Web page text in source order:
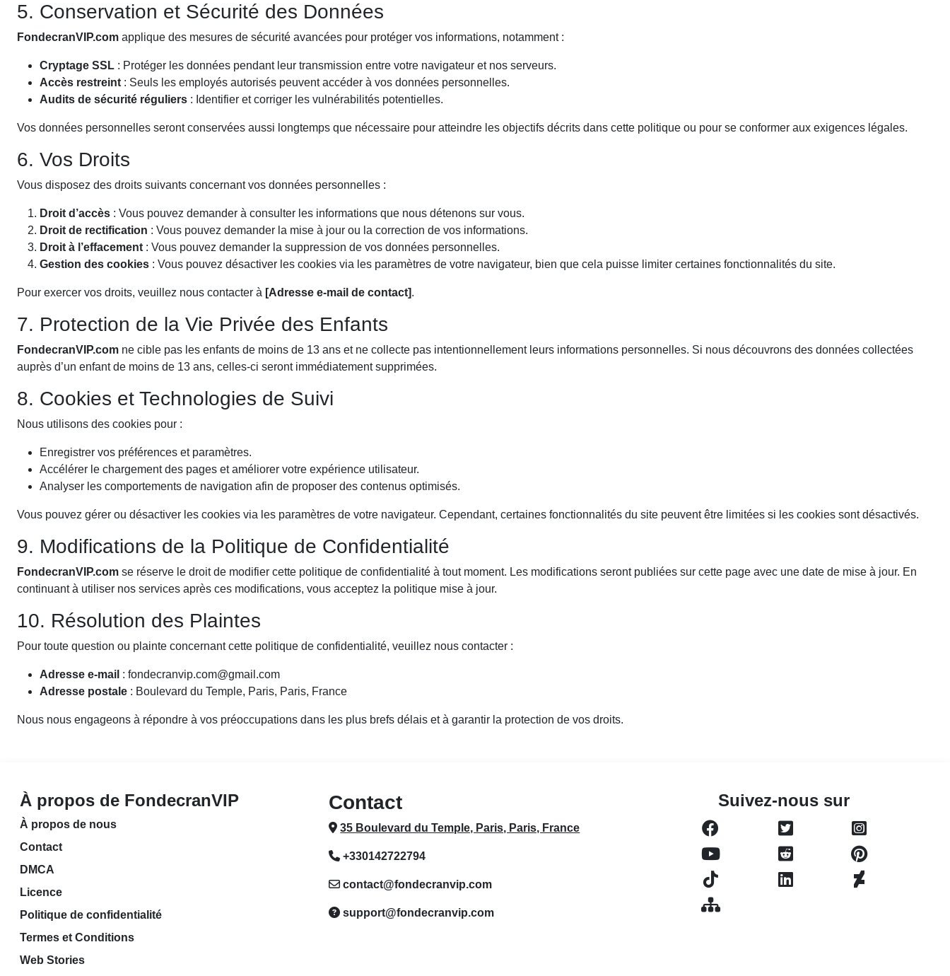
5. Conservation et Sécurité des Données
FondecranVIP.com applique des mesures de sécurité avancées pour protéger vos informations, notamment :
Cryptage SSL : Protéger les données pendant leur transmission entre votre navigateur et nos serveurs.
Accès restreint : Seuls les employés autorisés peuvent accéder à vos données personnelles.
Audits de sécurité réguliers : Identifier et corriger les vulnérabilités potentielles.
Vos données personnelles seront conservées aussi longtemps que nécessaire pour atteindre les objectifs décrits dans cette politique ou pour se conformer aux exigences légales.
6. Vos Droits
Vous disposez des droits suivants concernant vos données personnelles :
Droit d’accès : Vous pouvez demander à consulter les informations que nous détenons sur vous.
Droit de rectification : Vous pouvez demander la mise à jour ou la correction de vos informations.
Droit à l’effacement : Vous pouvez demander la suppression de vos données personnelles.
Gestion des cookies : Vous pouvez désactiver les cookies via les paramètres de votre navigateur, bien que cela puisse limiter certaines fonctionnalités du site.
Pour exercer vos droits, veuillez nous contacter à [Adresse e-mail de contact].
7. Protection de la Vie Privée des Enfants
FondecranVIP.com ne cible pas les enfants de moins de 13 ans et ne collecte pas intentionnellement leurs informations personnelles. Si nous découvrons des données collectées
auprès d’un enfant de moins de 13 ans, celles-ci seront immédiatement supprimées.
8. Cookies et Technologies de Suivi
Nous utilisons des cookies pour :
Enregistrer vos préférences et paramètres.
Accélérer le chargement des pages et améliorer votre expérience utilisateur.
Analyser les comportements de navigation afin de proposer des contenus optimisés.
Vous pouvez gérer ou désactiver les cookies via les paramètres de votre navigateur. Cependant, certaines fonctionnalités du site peuvent être limitées si les cookies sont désactivés.
9. Modifications de la Politique de Confidentialité
FondecranVIP.com se réserve le droit de modifier cette politique de confidentialité à tout moment. Les modifications seront publiées sur cette page avec une date de mise à jour. En
continuant à utiliser nos services après ces modifications, vous acceptez la politique mise à jour.
10. Résolution des Plaintes
Pour toute question ou plainte concernant cette politique de confidentialité, veuillez nous contacter :
Adresse e-mail : fondecranvip.com@gmail.com
Adresse postale : Boulevard du Temple, Paris, Paris, France
Nous nous engageons à répondre à vos préoccupations dans les plus brefs délais et à garantir la protection de vos droits.
À propos de FondecranVIP
À propos de nous
Contact
DMCA
Licence
Politique de confidentialité
Termes et Conditions
Web Stories
Contact
35 Boulevard du Temple, Paris, Paris, France
+330142722794
contact@fondecranvip.com
support@fondecranvip.com
Suivez-nous sur